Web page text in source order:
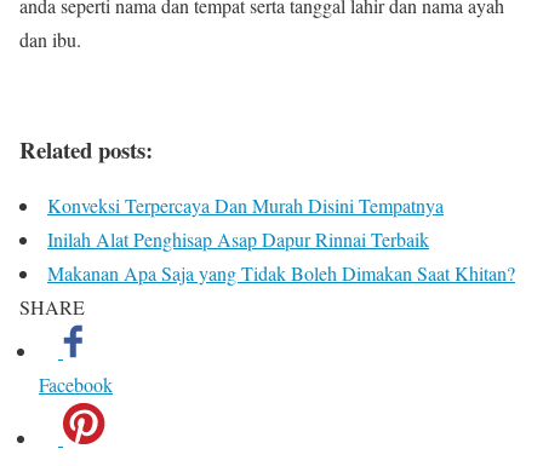
anda seperti nama dan tempat serta tanggal lahir dan nama ayah
dan ibu.
Related posts:
Konveksi Terpercaya Dan Murah Disini Tempatnya
Inilah Alat Penghisap Asap Dapur Rinnai Terbaik
Makanan Apa Saja yang Tidak Boleh Dimakan Saat Khitan?
SHARE
Facebook